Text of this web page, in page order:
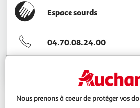
Espace sourds
04.70.08.24.00
Voir l'itinéraire
Nous prenons à coeur de protéger vos